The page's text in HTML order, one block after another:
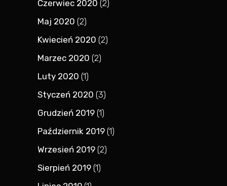
Czerwiec 2020 (2)
Maj 2020 (2)
Kwiecień 2020 (2)
Marzec 2020 (2)
Luty 2020 (1)
Styczeń 2020 (3)
Grudzień 2019 (1)
Październik 2019 (1)
Wrzesień 2019 (2)
Sierpień 2019 (1)